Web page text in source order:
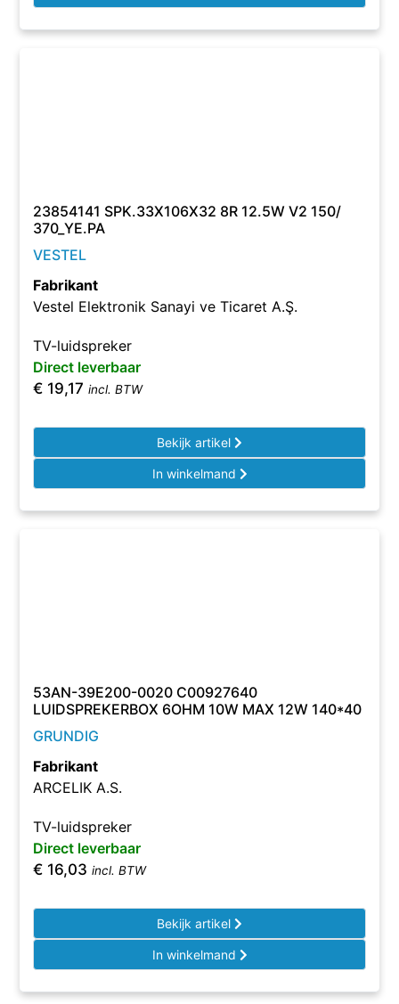
23854141 SPK.33X106X32 8R 12.5W V2 150/
370_YE.PA
VESTEL
Fabrikant
Vestel Elektronik Sanayi ve Ticaret A.Ş.
TV-luidspreker
Direct leverbaar
€ 19,17 incl. BTW
Bekijk artikel
In winkelmand
53AN-39E200-0020 C00927640
LUIDSPREKERBOX 6OHM 10W MAX 12W 140*40
GRUNDIG
Fabrikant
ARCELIK A.S.
TV-luidspreker
Direct leverbaar
€ 16,03 incl. BTW
Bekijk artikel
In winkelmand